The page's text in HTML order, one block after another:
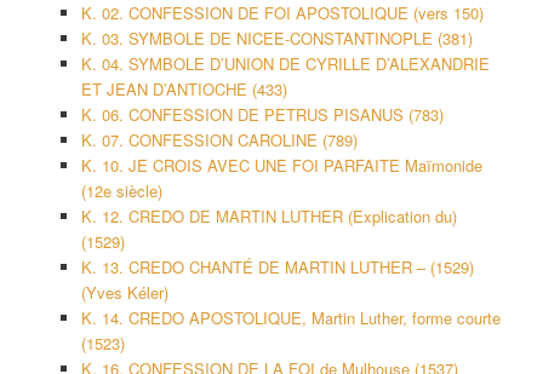
K. 02. CONFESSION DE FOI APOSTOLIQUE (vers 150)
K. 03. SYMBOLE DE NICEE-CONSTANTINOPLE (381)
K. 04. SYMBOLE D’UNION DE CYRILLE D’ALEXANDRIE
ET JEAN D’ANTIOCHE (433)
K. 06. CONFESSION DE PETRUS PISANUS (783)
K. 07. CONFESSION CAROLINE (789)
K. 10. JE CROIS AVEC UNE FOI PARFAITE Maïmonide
(12e siècle)
K. 12. CREDO DE MARTIN LUTHER (Explication du)
(1529)
K. 13. CREDO CHANTÉ DE MARTIN LUTHER – (1529)
(Yves Kéler)
K. 14. CREDO APOSTOLIQUE, Martin Luther, forme courte
(1523)
K. 16. CONFESSION DE LA FOI de Mulhouse (1537)